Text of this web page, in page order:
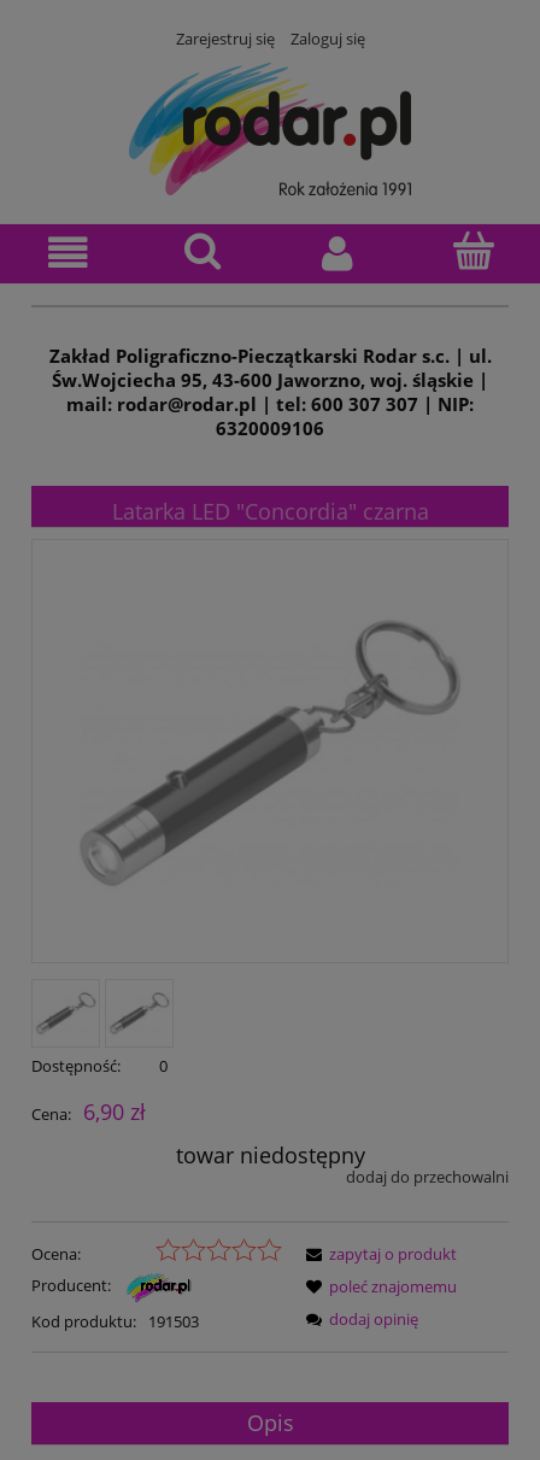
Zarejestruj się Zaloguj się
Zakład Poligraficzno-Pieczątkarski Rodar s.c. | ul.
Św.Wojciecha 95, 43-600 Jaworzno, woj. śląskie |
mail: rodar@rodar.pl | tel: 600 307 307 | NIP:
6320009106
Latarka LED "Concordia" czarna
Dostępność: 0
Cena:
6,90 zł
towar niedostępny
dodaj do przechowalni
Ocena:
Producent:
Kod produktu:
191503
zapytaj o produkt
poleć znajomemu
dodaj opinię
Opis